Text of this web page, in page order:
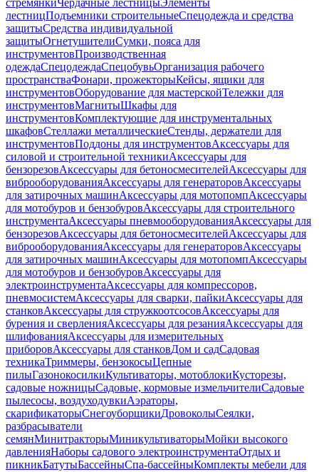
стремянкиЧердачные лестницыЭлементы
лестницПодъемники строительныеСпецодежда и средства
защитыСредства индивидуальной
защитыОгнетушителиСумки, пояса для
инструментовПроизводственная
одеждаСпецодеждаСпецобувьОрганизация рабочего
пространстваФонари, прожекторыКейсы, ящики для
инструментовОборудование для мастерскойТележки для
инструментовМагнитыШкафы для
инструментовКомплектующие для инструментальных
шкафовСтеллажи металлическиеСтенды, держатели для
инструментовПоддоны для инструментовАксессуары для
силовой и строительной техникиАксессуары для
бензорезовАксессуары для бетоносмесителейАксессуары для
виброоборудованияАксессуары для генераторовАксессуары
для затирочных машинАксессуары для мотопомпАксессуары
для мотобуров и бензобуровАксессуары для строительного
инструментаАксессуары пневмооборудованияАксессуары для
бензорезовАксессуары для бетоносмесителейАксессуары для
виброоборудованияАксессуары для генераторовАксессуары
для затирочных машинАксессуары для мотопомпАксессуары
для мотобуров и бензобуровАксессуары для
электроинструментаАксессуары для компрессоров,
пневмосистемАксессуары для сварки, пайкиАксессуары для
станковАксессуары для стружкоотсосовАксессуары для
бурения и сверленияАксессуары для резанияАксессуары для
шлифованияАксессуары для измерительных
приборовАксессуары для станковДом и садСадовая
техникаТриммеры, бензокосыЦепные
пилыГазонокосилкиКультиваторы, мотоблокиКусторезы,
садовые ножницыСадовые, кормовые измельчителиСадовые
пылесосы, воздуходувкиАэраторы,
скарификаторыСнегоуборщикиДровоколыСеялки,
разбрасыватели
семянМинитракторыМиникультиваторыМойки высокого
давленияНаборы садового электроинструментаОтдых и
пикникБатутыБассейныСпа-бассейныКомплекты мебели для